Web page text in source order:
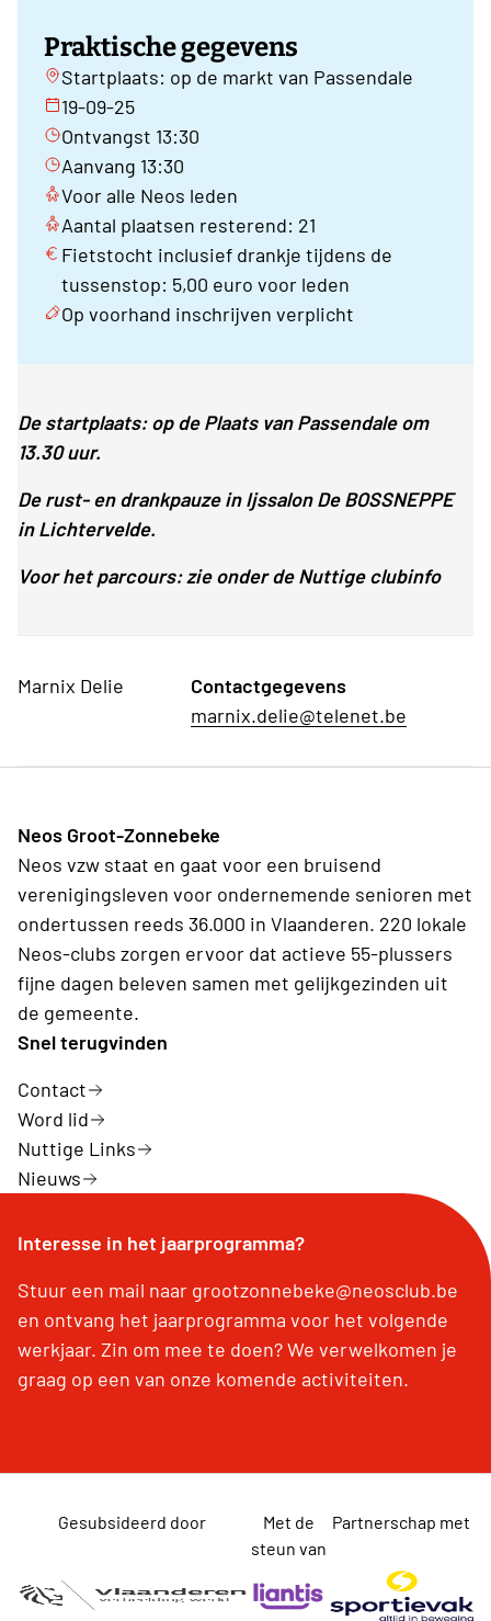
Praktische gegevens
Startplaats: op de markt van Passendale
19-09-25
Ontvangst 13:30
Aanvang 13:30
Voor alle Neos leden
Aantal plaatsen resterend: 21
Fietstocht inclusief drankje tijdens de
tussenstop: 5,00 euro voor leden
Op voorhand inschrijven verplicht
De startplaats: op de Plaats van Passendale om
13.30 uur.
De rust- en drankpauze in Ijssalon De BOSSNEPPE
in Lichtervelde.
Voor het parcours: zie onder de Nuttige clubinfo
Marnix Delie
Contactgegevens
marnix.delie@telenet.be
Neos Groot-Zonnebeke
Neos vzw staat en gaat voor een bruisend
verenigingsleven voor ondernemende senioren met
ondertussen reeds 36.000 in Vlaanderen. 220 lokale
Neos-clubs zorgen ervoor dat actieve 55-plussers
fijne dagen beleven samen met gelijkgezinden uit
de gemeente.
Snel terugvinden
Contact
Word lid
Nuttige Links
Nieuws
Interesse in het jaarprogramma?
Stuur een mail naar grootzonnebeke@neosclub.be
en ontvang het jaarprogramma voor het volgende
werkjaar. Zin om mee te doen? We verwelkomen je
graag op een van onze komende activiteiten.
Gesubsideerd door
Met de
steun van
Partnerschap met